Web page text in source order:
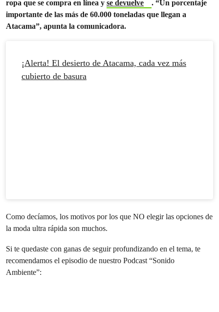
ropa que se compra en línea y se devuelve
. “Un porcentaje
importante de las más de 60.000 toneladas que llegan a
Atacama”, apunta la comunicadora.
¡Alerta! El desierto de Atacama, cada vez más
cubierto de basura
Como decíamos, los motivos por los que NO elegir las opciones de
la moda ultra rápida son muchos.
Si te quedaste con ganas de seguir profundizando en el tema, te
recomendamos el episodio de nuestro Podcast “Sonido
Ambiente”: